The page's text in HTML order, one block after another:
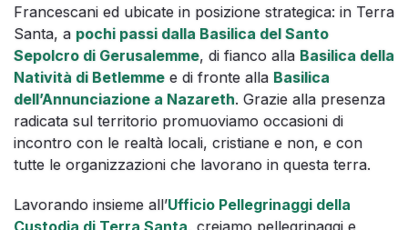
Francescani ed ubicate in posizione strategica: in Terra
Santa, a pochi passi dalla Basilica del Santo
Sepolcro di Gerusalemme, di fianco alla Basilica della
Natività di Betlemme e di fronte alla Basilica
dell’Annunciazione a Nazareth. Grazie alla presenza
radicata sul territorio promuoviamo occasioni di
incontro con le realtà locali, cristiane e non, e con
tutte le organizzazioni che lavorano in questa terra.
Lavorando insieme all’Ufficio Pellegrinaggi della
Custodia di Terra Santa, creiamo pellegrinaggi e